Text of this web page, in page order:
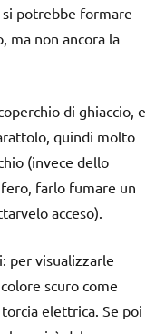
potrebbe formare
ma non ancora la
di ghiaccio, e
quindi molto
(invece dello
farlo fumare un
acceso).
per visualizzarle
scuro come
elettrica. Se poi